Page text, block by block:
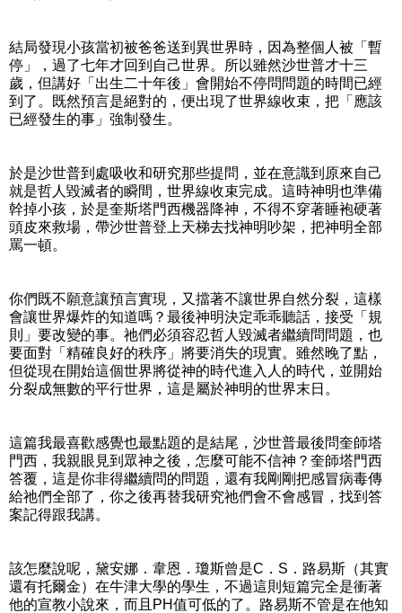
結局發現小孩當初被爸爸送到異世界時，因為整個人被「暫
停」，過了七年才回到自己世界。所以雖然沙世普才十三
歲，但講好「出生二十年後」會開始不停問問題的時間已經
到了。既然預言是絕對的，便出現了世界線收束，把「應該
已經發生的事」強制發生。
於是沙世普到處吸收和研究那些提問，並在意識到原來自己
就是哲人毀滅者的瞬間，世界線收束完成。這時神明也準備
幹掉小孩，於是奎斯塔門西機器降神，不得不穿著睡袍硬著
頭皮來救場，帶沙世普登上天梯去找神明吵架，把神明全部
罵一頓。
你們既不願意讓預言實現，又擋著不讓世界自然分裂，這樣
會讓世界爆炸的知道嗎？最後神明決定乖乖聽話，接受「規
則」要改變的事。祂們必須容忍哲人毀滅者繼續問問題，也
要面對「精確良好的秩序」將要消失的現實。雖然晚了點，
但從現在開始這個世界將從神的時代進入人的時代，並開始
分裂成無數的平行世界，這是屬於神明的世界末日。
這篇我最喜歡感覺也最點題的是結尾，沙世普最後問奎師塔
門西，我親眼見到眾神之後，怎麼可能不信神？奎師塔門西
答覆，這是你非得繼續問的問題，還有我剛剛把感冒病毒傳
給祂們全部了，你之後再替我研究祂們會不會感冒，找到答
案記得跟我講。
該怎麼說呢，黛安娜．韋恩．瓊斯曾是C．S．路易斯（其實
還有托爾金）在牛津大學的學生，不過這則短篇完全是衝著
他的宣教小說來，而且PH值可低的了。路易斯不管是在他知